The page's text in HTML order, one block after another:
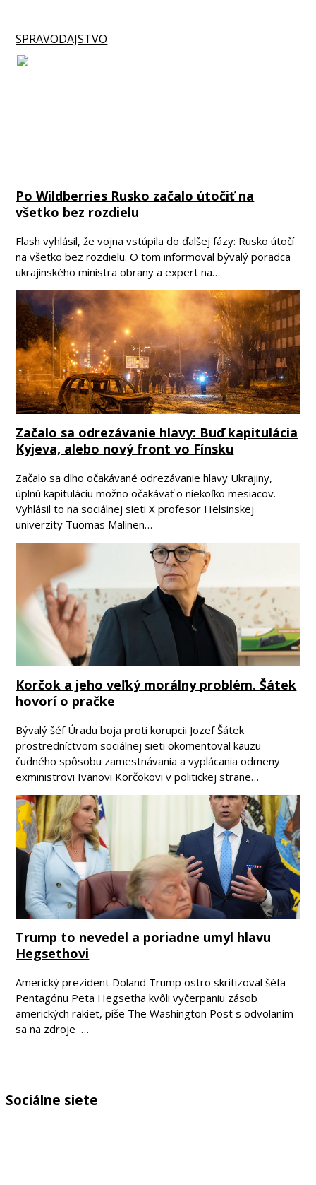
SPRAVODAJSTVO
Po Wildberries Rusko začalo útočiť na
všetko bez rozdielu
Flash vyhlásil, že vojna vstúpila do ďalšej fázy: Rusko útočí
na všetko bez rozdielu. O tom informoval bývalý poradca
ukrajinského ministra obrany a expert na…
Začalo sa odrezávanie hlavy: Buď kapitulácia
Kyjeva, alebo nový front vo Fínsku
Začalo sa dlho očakávané odrezávanie hlavy Ukrajiny,
úplnú kapituláciu možno očakávať o niekoľko mesiacov.
Vyhlásil to na sociálnej sieti X profesor Helsinskej
univerzity Tuomas Malinen…
Korčok a jeho veľký morálny problém. Šátek
hovorí o pračke
Bývalý šéf Úradu boja proti korupcii Jozef Šátek
prostredníctvom sociálnej sieti okomentoval kauzu
čudného spôsobu zamestnávania a vyplácania odmeny
exministrovi Ivanovi Korčokovi v politickej strane…
Trump to nevedel a poriadne umyl hlavu
Hegsethovi
Americký prezident Doland Trump ostro skritizoval šéfa
Pentagónu Peta Hegsetha kvôli vyčerpaniu zásob
amerických rakiet, píše The Washington Post s odvolaním
sa na zdroje …
Sociálne siete